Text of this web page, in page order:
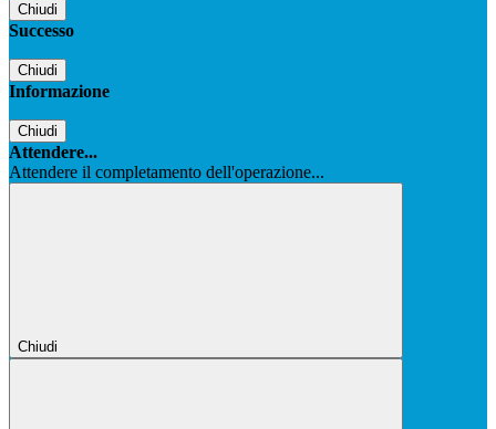
Chiudi
Successo
Chiudi
Informazione
Chiudi
Attendere...
Attendere il completamento dell'operazione...
Chiudi